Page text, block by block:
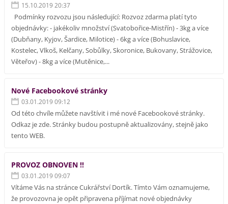
15.10.2019 20:37
Podmínky rozvozu jsou následující: Rozvoz zdarma platí tyto
objednávky: - jakékoliv množství (Svatobořice-Mistřín) - 3kg a více
(Dubňany, Kyjov, Šardice, Milotice) - 6kg a více (Bohuslavice,
Kostelec, Vlkoš, Kelčany, Sobůlky, Skoronice, Bukovany, Strážovice,
Věteřov) - 8kg a více (Mutěnice,...
Nové Facebookové stránky
03.01.2019 09:12
Od této chvíle můžete navštívit i mé nové Facebookové stránky.
Odkaz je zde. Stránky budou postupně aktualizovány, stejně jako
tento WEB.
PROVOZ OBNOVEN !!
03.01.2019 09:07
Vítáme Vás na stránce Cukrářství Dortík. Tímto Vám oznamujeme,
že provozovna je opět připravena příjímat nové objednávky